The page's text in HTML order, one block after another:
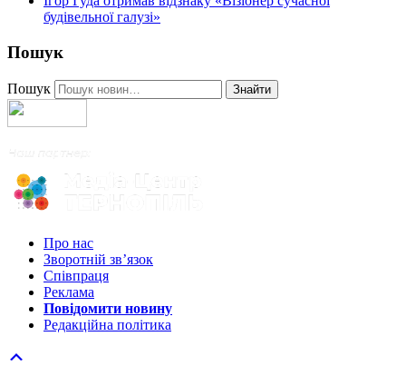
будівельної галузі»
Пошук
Пошук Знайти
Про нас
Зворотній зв’язок
Співпраця
Реклама
Повідомити новину
Редакційна політика